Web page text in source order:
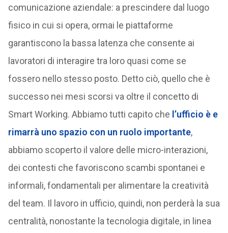
comunicazione aziendale: a prescindere dal luogo
fisico in cui si opera, ormai le piattaforme
garantiscono la bassa latenza che consente ai
lavoratori di interagire tra loro quasi come se
fossero nello stesso posto. Detto ciò, quello che è
successo nei mesi scorsi va oltre il concetto di
Smart Working. Abbiamo tutti capito che l’ufficio è e
rimarrà uno spazio con un ruolo importante,
abbiamo scoperto il valore delle micro-interazioni,
dei contesti che favoriscono scambi spontanei e
informali, fondamentali per alimentare la creatività
del team. Il lavoro in ufficio, quindi, non perderà la sua
centralità, nonostante la tecnologia digitale, in linea